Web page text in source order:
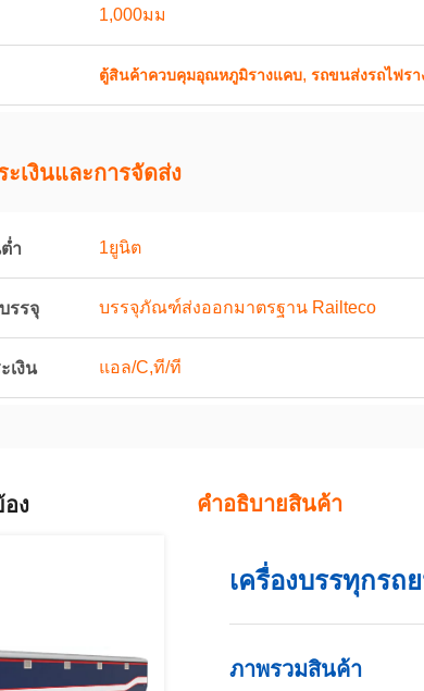
1,000มม
ตู้สินค้าควบคุมอุณหภูมิรางแคบ, รถขนส่งรถไฟร
ะเงินและการจัดส่ง
ำ 1ยูนิต
รรจุ บรรจุภัณฑ์ส่งออกมาตรฐาน Railteco
เงิน แอล/C,ที/ที
ง คําอธิบายสินค้า
เครื่องบรรทุกรถ
ภาพรวมสินค้า